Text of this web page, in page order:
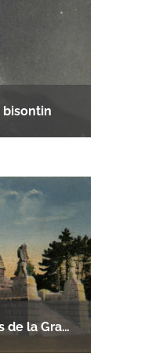
Le monument aux morts de la Grande Guerre